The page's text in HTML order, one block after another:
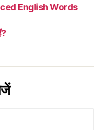
English Words